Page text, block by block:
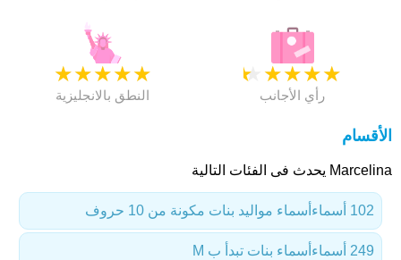
★
★
★
★
★
النطق بالانجليزية
★
★
★
★
★
رأي الأجانب
الأقسام
Marcelina يحدث فى الفئات التالية
أسماء مواليد بنات مكونة من 10 حروف 102 أسماء
أسماء بنات تبدأ ب M 249 أسماء